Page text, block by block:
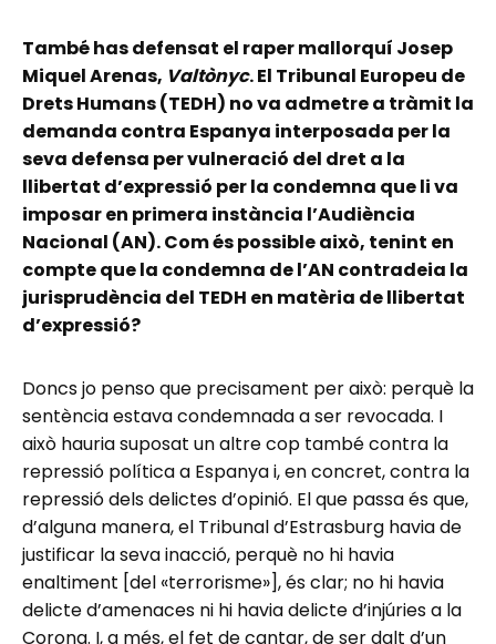
També has defensat el raper mallorquí Josep
Miquel Arenas, Valtònyc. El Tribunal Europeu de
Drets Humans (TEDH) no va admetre a tràmit la
demanda contra Espanya interposada per la
seva defensa per vulneració del dret a la
llibertat d’expressió per la condemna que li va
imposar en primera instància l’Audiència
Nacional (AN). Com és possible això, tenint en
compte que la condemna de l’AN contradeia la
jurisprudència del TEDH en matèria de llibertat
d’expressió?
Doncs jo penso que precisament per això: perquè la
sentència estava condemnada a ser revocada. I
això hauria suposat un altre cop també contra la
repressió política a Espanya i, en concret, contra la
repressió dels delictes d’opinió. El que passa és que,
d’alguna manera, el Tribunal d’Estrasburg havia de
justificar la seva inacció, perquè no hi havia
enaltiment [del «terrorisme»], és clar; no hi havia
delicte d’amenaces ni hi havia delicte d’injúries a la
Corona. I, a més, el fet de cantar, de ser dalt d’un